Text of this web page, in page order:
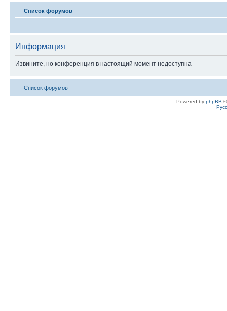
Список форумов
Информация
Извините, но конференция в настоящий момент недоступна
Список форумов
Powered by phpBB